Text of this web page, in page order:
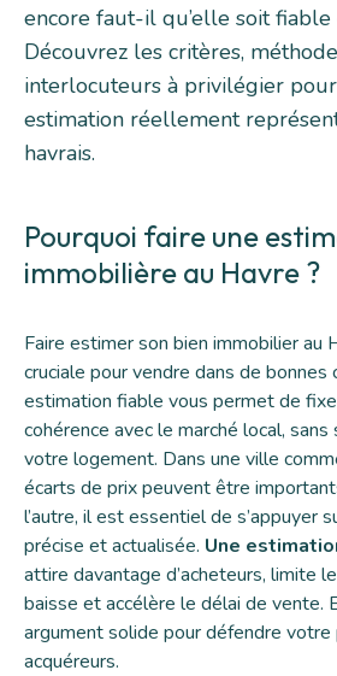
encore faut-il qu’elle soit fiable
Découvrez les critères,
interlocuteurs à privilégier
estimation réellement
havrais.
Pourquoi faire une
immobilière au Havre ?
Faire estimer son bien immobilier au
cruciale pour vendre dans de bonnes
estimation fiable vous permet de
cohérence avec le marché local,
votre logement. Dans une ville
écarts de prix peuvent être
l’autre, il est essentiel de s’appuyer
précise et actualisée. Une
attire davantage d’acheteurs, limite
baisse et accélère le délai de vente.
argument solide pour défendre votre
acquéreurs.